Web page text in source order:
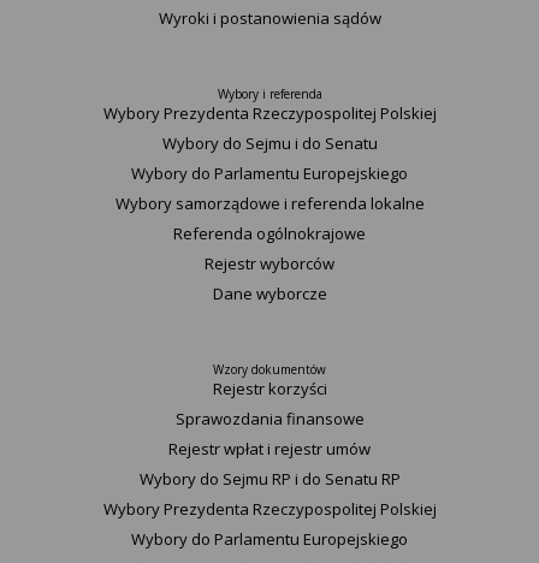
Wyroki i postanowienia sądów
Wybory i referenda
Wybory Prezydenta Rzeczypospolitej Polskiej
Wybory do Sejmu i do Senatu
Wybory do Parlamentu Europejskiego
Wybory samorządowe i referenda lokalne
Referenda ogólnokrajowe
Rejestr wyborców
Dane wyborcze
Wzory dokumentów
Rejestr korzyści
Sprawozdania finansowe
Rejestr wpłat i rejestr umów
Wybory do Sejmu RP i do Senatu RP
Wybory Prezydenta Rzeczypospolitej Polskiej
Wybory do Parlamentu Europejskiego